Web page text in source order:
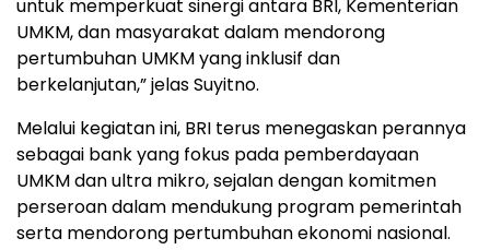
untuk memperkuat sinergi antara BRI, Kementerian
UMKM, dan masyarakat dalam mendorong
pertumbuhan UMKM yang inklusif dan
berkelanjutan,” jelas Suyitno.
Melalui kegiatan ini, BRI terus menegaskan perannya
sebagai bank yang fokus pada pemberdayaan
UMKM dan ultra mikro, sejalan dengan komitmen
perseroan dalam mendukung program pemerintah
serta mendorong pertumbuhan ekonomi nasional.